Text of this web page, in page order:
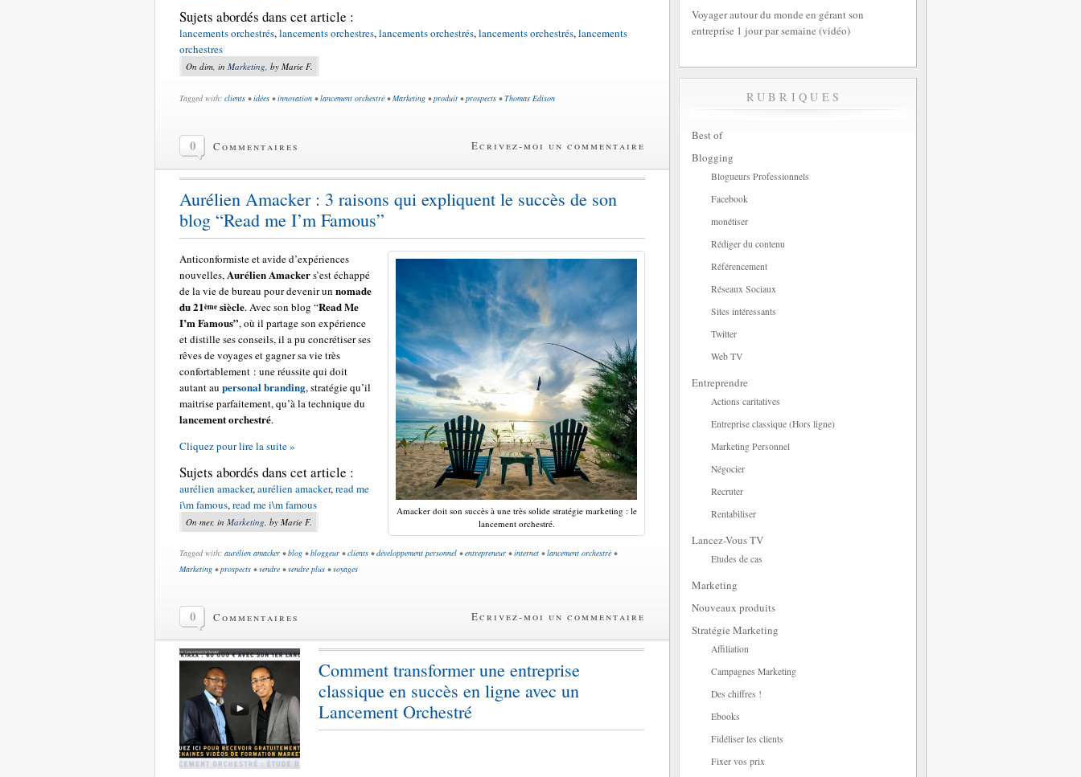
Sujets abordés dans cet article :
lancements orchestrés,lancements orchestres,lancements orchestrés,lancements orchestrés,lancements
orchestres
On dim, in Marketing, by Marie F.
Tagged with: clients •idées •innovation •lancement orchestré •Marketing •produit •prospects •Thomas Edison
0 Commentaires Ecrivez-moi un commentaire
Aurélien Amacker : 3 raisons qui expliquent le succès de son
blog “Read me I’m Famous”
Amacker doit son succès à une très solide stratégie marketing : le
lancement orchestré.
Anticonformiste et avide d’expériences
nouvelles, Aurélien Amackers’est échappé
de la vie de bureau pour devenir un nomade
du 21ème siècle. Avec son blog “Read Me
I’m Famous”, où il partage son expérience
et distille ses conseils, il a pu concrétiser ses
rêves de voyages et gagner sa vie très
confortablement : une réussite qui doit
autant au personal branding, stratégie qu’il
maitrise parfaitement, qu’à la technique du
lancement orchestré.
Cliquez pour lire la suite »
Sujets abordés dans cet article :
aurélien amacker,aurélien amacker,read me
i\m famous,read me i\m famous
On mer, in Marketing , by Marie F.
Tagged with: aurélien amacker •blog •bloggeur •clients •développement personnel •entrepreneur •internet •lancement orchestré •
Marketing •prospects •vendre •vendre plus •voyages
0 Commentaires Ecrivez-moi un commentaire
Comment transformer une entreprise
classique en succès en ligne avec un
Lancement Orchestré
Voyager autour du monde en gérant son
entreprise 1 jour par semaine (vidéo)
RUBRIQUES
Best of
Blogging
Blogueurs Professionnels
Facebook
monétiser
Rédiger du contenu
Référencement
Réseaux Sociaux
Sites intéressants
Twitter
Web TV
Entreprendre
Actions caritatives
Entreprise classique (Hors ligne)
Marketing Personnel
Négocier
Recruter
Rentabiliser
Lancez-Vous TV
Etudes de cas
Marketing
Nouveaux produits
Stratégie Marketing
Affiliation
Campagnes Marketing
Des chiffres !
Ebooks
Fidéliser les clients
Fixer vos prix